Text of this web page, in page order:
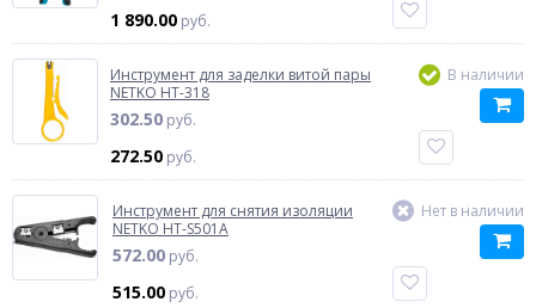
1 890.00 руб.
Инструмент для заделки витой пары
NETKO HT-318
302.50 руб.
272.50 руб.
В наличии
Инструмент для снятия изоляции
NETKO HT-S501A
572.00 руб.
515.00 руб.
Нет в наличии